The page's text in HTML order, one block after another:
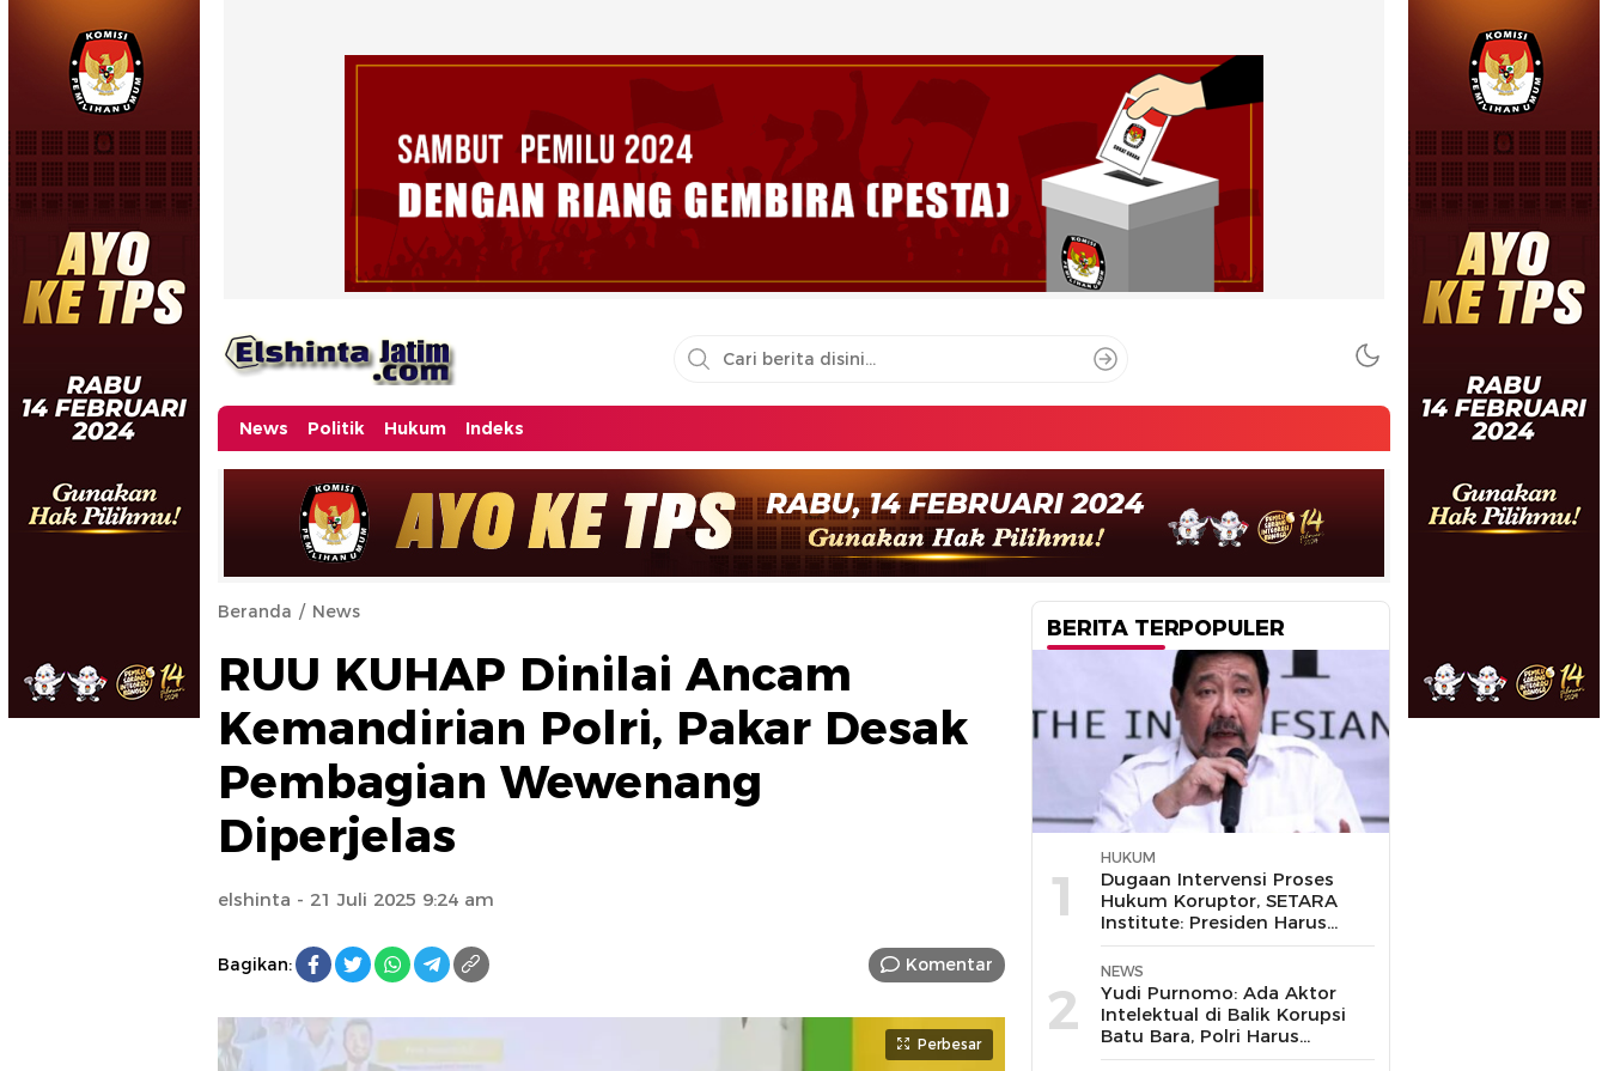
News Politik Hukum Indeks
Beranda News
RUU KUHAP Dinilai Ancam
Kemandirian Polri, Pakar Desak
Pembagian Wewenang
Diperjelas
elshinta - 21 Juli 2025 9:24 am
Bagikan: Komentar
Perbesar
BERITA TERPOPULER
1
HUKUM
Dugaan Intervensi Proses
Hukum Koruptor, SETARA
Institute: Presiden Harus
Pastikan TNI Tak
Disalahgunakan
2
NEWS
Yudi Purnomo: Ada Aktor
Intelektual di Balik Korupsi
Batu Bara, Polri Harus
Bongkar